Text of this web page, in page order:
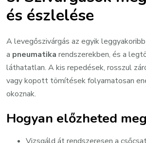
és észlelése
A levegőszivárgás az egyik
a pneumatika rendszerekben, és a
láthatatlan. A kis repedések, rosszul
vagy kopott tömítések folyamatosan
okoznak.
Hogyan előzheted